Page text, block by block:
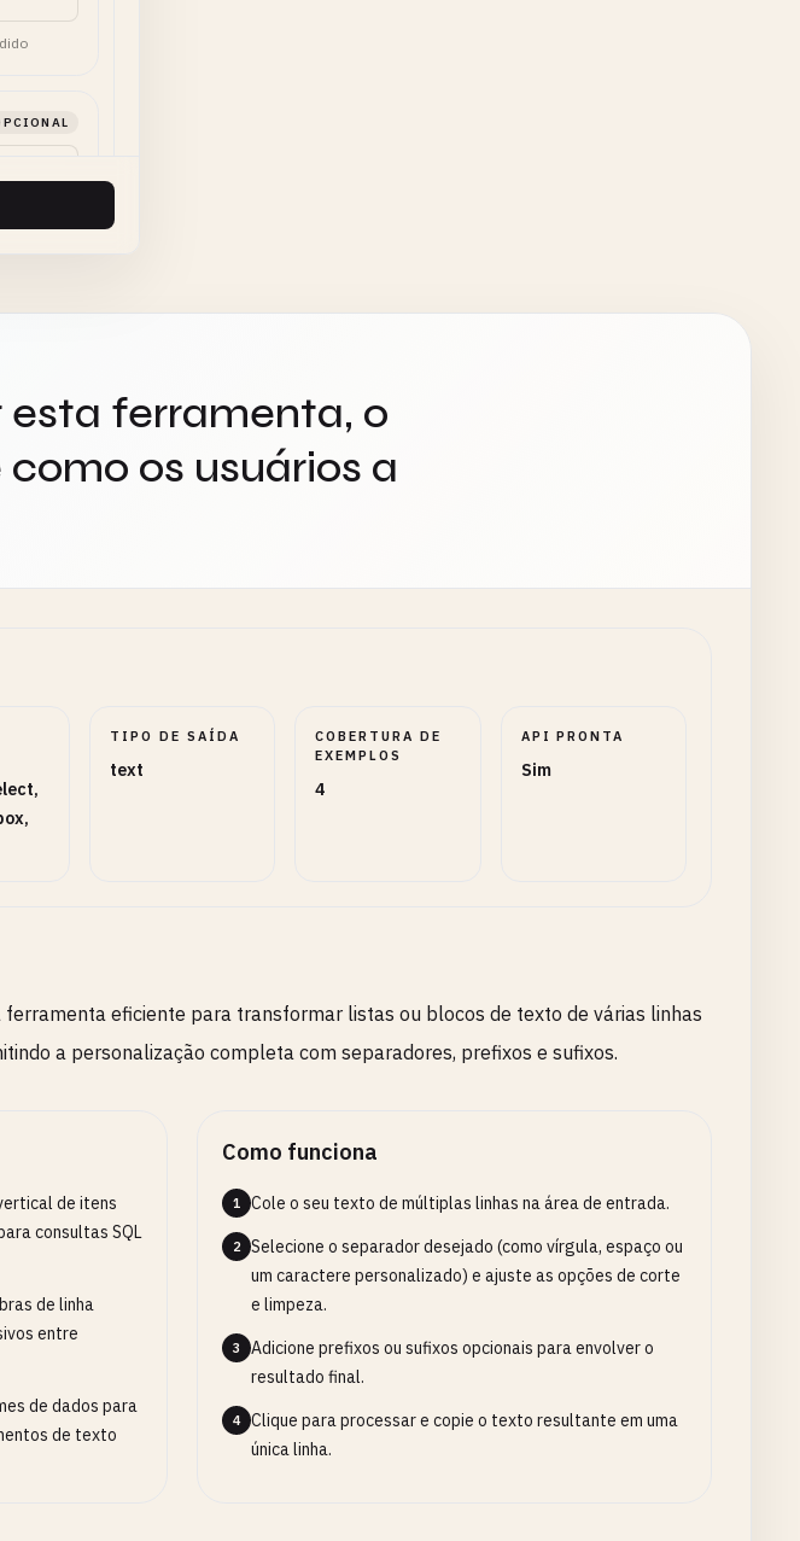
esta ferramenta, o
os usuários a
TIPO DE SAÍDA
text
COBERTURA DE
EXEMPLOS
4
API PRONTA
Sim
ferramenta eficiente para transformar listas ou blocos de texto de várias linhas
a personalização completa com separadores, prefixos e sufixos.
de itens
consultas SQL
de linha
entre
de dados para
de texto
Como funciona
1 Cole o seu texto de múltiplas linhas na área de entrada.
2
Selecione o separador desejado (como vírgula, espaço ou
um caractere personalizado) e ajuste as opções de corte
e limpeza.
3
Adicione prefixos ou sufixos opcionais para envolver o
resultado final.
4
Clique para processar e copie o texto resultante em uma
única linha.